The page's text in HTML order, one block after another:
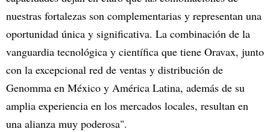
nuestras fortalezas son complementarias y representan una
oportunidad única y significativa. La combinación de la
vanguardia tecnológica y científica que tiene Oravax, junto
con la excepcional red de ventas y distribución de
Genomma en México y América Latina, además de su
amplia experiencia en los mercados locales, resultan en
una alianza muy poderosa".